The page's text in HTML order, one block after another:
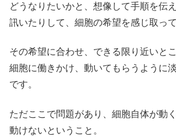
どうなりたいかと、想像して手順を伝
訊いたりして、細胞の希望を感じ取って
その希望に合わせ、できる限り近いと
細胞に働きかけ、動いてもらうように
です。
ただここで問題があり、細胞自体が動
動けないということ。